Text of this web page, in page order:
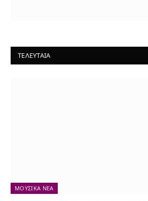
ΤΕΛΕΥΤΑΙΑ
ΜΟΥΣΙΚΆ ΝΈΑ